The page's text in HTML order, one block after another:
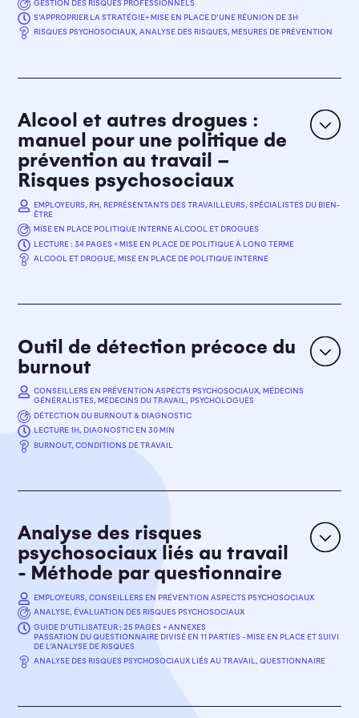
Le guide décrit également les acteurs à mobiliser et
renseigne quelques outils disponibles.
GESTION DES RISQUES PROFESSIONNELS
S’APPROPRIER LA STRATÉGIE+ MISE EN PLACE D’UNE RÉUNION DE 3H
RISQUES PSYCHOSOCIAUX, ANALYSE DES RISQUES, MESURES DE PRÉVENTION
OBJECTIFS
professionnels a été développée pour aider à mettre
risques psychosociaux. Le principe est d’utiliser les
moyens et les compétences nécessaires en fonction
de la complexité des problèmes rencontrés.
EN SAVOIR PLUS
Alcool et autres drogues :
manuel pour une politique de
prévention au travail –
Risques psychosociaux
EMPLOYEURS, RH, REPRÉSENTANTS DES TRAVAILLEURS, SPÉCIALISTES DU BIEN-
ÊTRE
MISE EN PLACE POLITIQUE INTERNE ALCOOL ET DROGUES
LECTURE : 34 PAGES + MISE EN PLACE DE POLITIQUE À LONG TERME
ALCOOL ET DROGUE, MISE EN PLACE DE POLITIQUE INTERNE
OBJECTIFS
conséquences liées à leur consommation, la
en œuvre une politique de prévention tant dans le
secteur privé que public.
EN SAVOIR PLUS
Outil de détection précoce du
burnout
CONSEILLERS EN PRÉVENTION ASPECTS PSYCHOSOCIAUX, MÉDECINS
GÉNÉRALISTES, MÉDECINS DU TRAVAIL, PSYCHOLOGUES
DÉTECTION DU BURNOUT & DIAGNOSTIC
LECTURE 1H, DIAGNOSTIC EN 30 MIN
BURNOUT, CONDITIONS DE TRAVAIL
OBJECTIFS
professionnels de la santé pour déceler les signes
professionnels, aidés de l’outil, permet de mettre en
évidence la présence du burnout et son importance.
Cet outil a aussi pour objectif de donner les
premières pistes pour la prise en charge du
travailleur. Cet outil est complété lors d’un entretien
avec le travailleur.
POUR LE MEDECIN DU TRAVAIL
Analyse des risques
psychosociaux liés au travail
- Méthode par questionnaire
EMPLOYEURS, CONSEILLERS EN PRÉVENTION ASPECTS PSYCHOSOCIAUX
ANALYSE, ÉVALUATION DES RISQUES PSYCHOSOCIAUX
GUIDE D’UTILISATEUR : 25 PAGES + ANNEXES
PASSATION DU QUESTIONNAIRE DIVISÉ EN 11 PARTIES - MISE EN PLACE ET SUIVI
DE L’ANALYSE DE RISQUES
ANALYSE DES RISQUES PSYCHOSOCIAUX LIÉS AU TRAVAIL, QUESTIONNAIRE
OBJECTIFS
outil permettant d'identifier et d'évaluer les risques